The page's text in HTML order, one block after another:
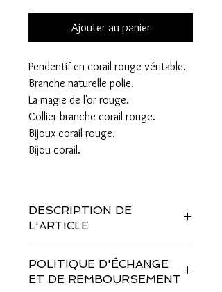
Ajouter au panier
Pendentif en corail rouge véritable.
Branche naturelle polie.
La magie de l'or rouge.
Collier branche corail rouge.
Bijoux corail rouge.
Bijou corail.
DESCRIPTION DE
L'ARTICLE
Véritable
Dimensions Longueur x largeur : 6cm x
POLITIQUE D'ÉCHANGE
ET DE REMBOURSEMENT